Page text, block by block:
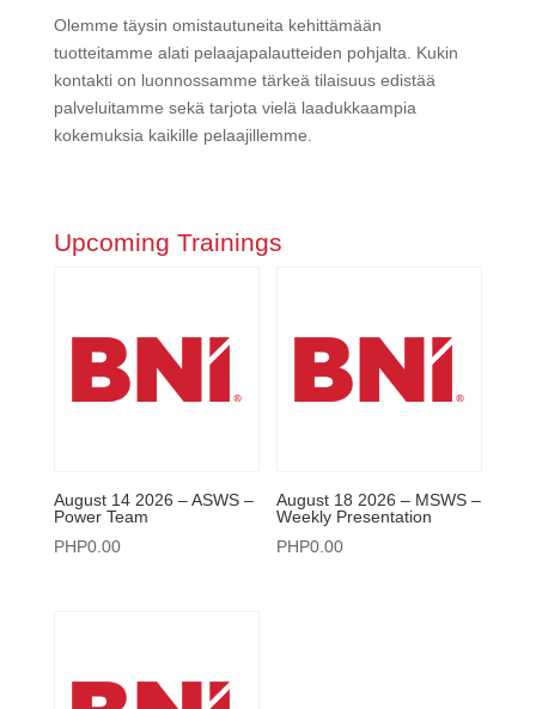
Olemme täysin omistautuneita kehittämään
tuotteitamme alati pelaajapalautteiden pohjalta. Kukin
kontakti on luonnossamme tärkeä tilaisuus edistää
palveluitamme sekä tarjota vielä laadukkaampia
kokemuksia kaikille pelaajillemme.
Upcoming Trainings
August 14 2026 – ASWS –
Power Team
PHP0.00
August 18 2026 – MSWS –
Weekly Presentation
PHP0.00